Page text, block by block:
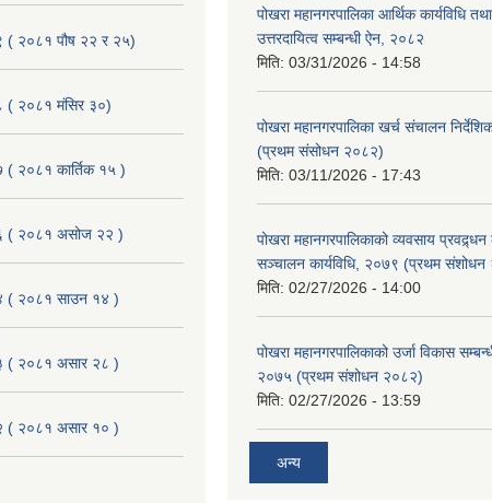
( २०८१ पौष २२ र २५)
( २०८१ मंसिर ३०)
( २०८१ कार्तिक १५ )
( २०८१ असोज २२ )
( २०८१ साउन १४ )
( २०८१ असार २८ )
( २०८१ असार १० )
पोखरा महानगरपालिका आर्थिक कार्यविधि तथा
उत्तरदायित्व सम्बन्धी ऐन, २०८२
मिति: 03/31/2026 - 14:58
पोखरा महानगरपालिका खर्च संचालन
(प्रथम संसोधन २०८२)
मिति: 03/11/2026 - 17:43
पोखरा महानगरपालिकाको व्यवसाय
सञ्चालन कार्यविधि, २०७९ (प्रथम
मिति: 02/27/2026 - 14:00
पोखरा महानगरपालिकाको उर्जा विकास
२०७५ (प्रथम संशोधन २०८२)
मिति: 02/27/2026 - 13:59
अन्य